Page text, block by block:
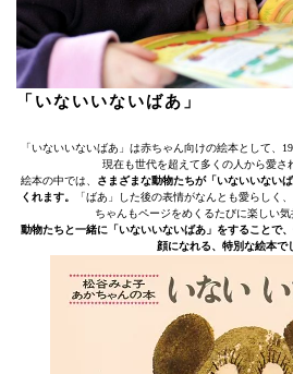
「いないいないばあ」
「いないいないばあ」は赤ちゃん向けの絵本として、
現在も世代を超えて多くの人から愛さ
絵本の中では、 さまざまな動物たちが「いないいない
くれます。
「ばあ」した後の表情がなんとも愛らしく
ちゃんもページをめくるたびに楽しい気
動物たちと一緒に「いないいないばあ」をすることで
顔になれる、特別な絵本で